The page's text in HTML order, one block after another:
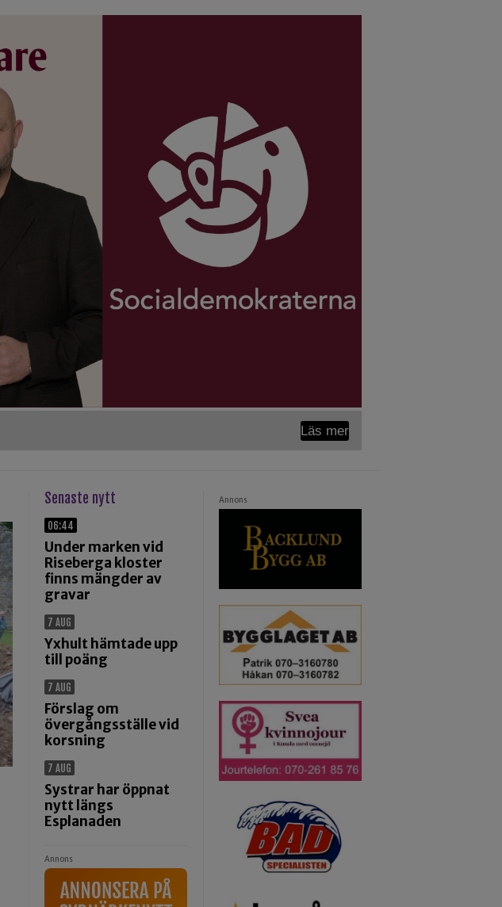
Läs mer
Senaste nytt
06:44
Under marken vid
Riseberga kloster
finns mängder av
gravar
7 AUG
Yxhult hämtade upp
till poäng
7 AUG
Förslag om
övergångsställe vid
korsning
7 AUG
Systrar har öppnat
nytt längs
Esplanaden
Annons
Annons